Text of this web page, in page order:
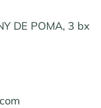
DE POMA, 3 bx